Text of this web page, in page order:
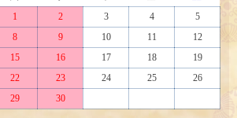
1
2 3 4
5
8 9 10 11
12
15 16 17 18
19
22 23 24 25
26
29 30